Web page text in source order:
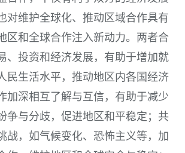
对维护全球化、推动区域合作具有
区和全球合作注入新动力。两者合
、投资和经济发展，有助于增加就
民生活水平，推动地区内各国经济
加深相互了解与互信，有助于减少
争与分歧，促进地区和平稳定；共
战，如气候变化、恐怖主义等，加